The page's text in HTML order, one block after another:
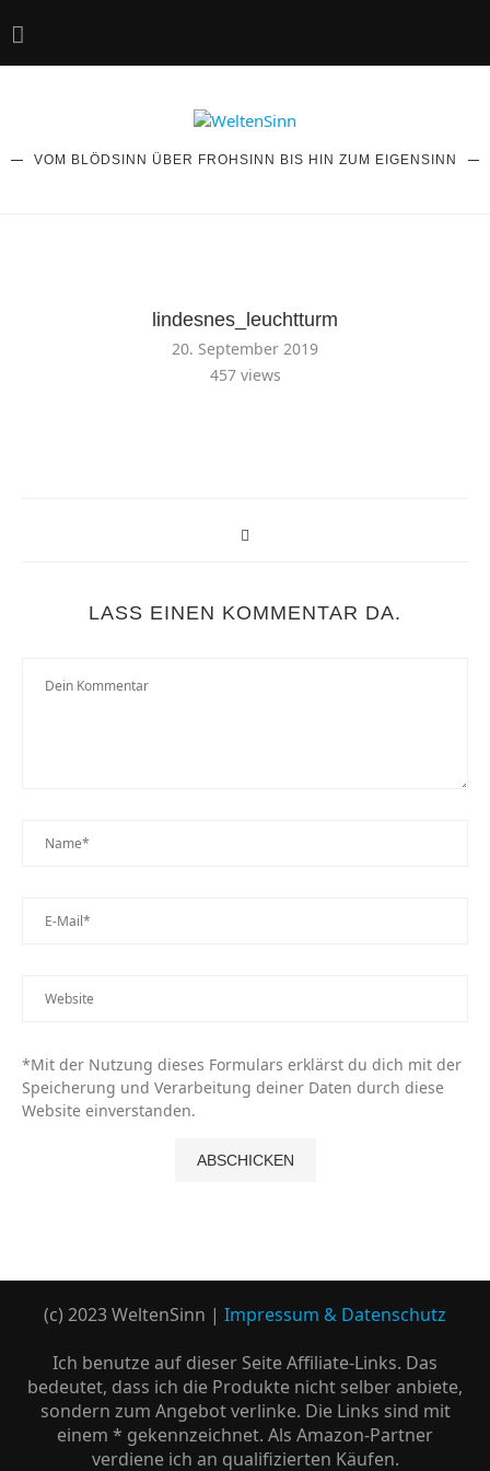
VOM BLÖDSINN ÜBER FROHSINN BIS HIN ZUM EIGENSINN
lindesnes_leuchtturm
20. September 2019
457views
LASS EINEN KOMMENTAR DA.
*Mit der Nutzung dieses Formulars erklärst du dich mit der
Speicherung und Verarbeitung deiner Daten durch diese
Website einverstanden.
(c) 2023 WeltenSinn | Impressum & Datenschutz
Ich benutze auf dieser Seite Affiliate-Links. Das
bedeutet, dass ich die Produkte nicht selber anbiete,
sondern zum Angebot verlinke. Die Links sind mit
einem * gekennzeichnet. Als Amazon-Partner
verdiene ich an qualifizierten Käufen.